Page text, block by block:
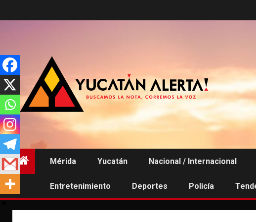
al
Mérida Yucatán Nacional / Internacional
Entretenimiento Deportes Policía